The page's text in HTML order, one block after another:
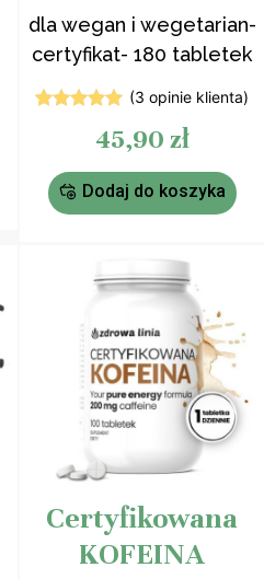
dla wegan i wegetarian-
certyfikat- 180 tabletek
na 5
podstawie
ocen
klientów
(3 opinie klienta)
45,90 zł
Dodaj do koszyka
Certyfikowana
KOFEINA